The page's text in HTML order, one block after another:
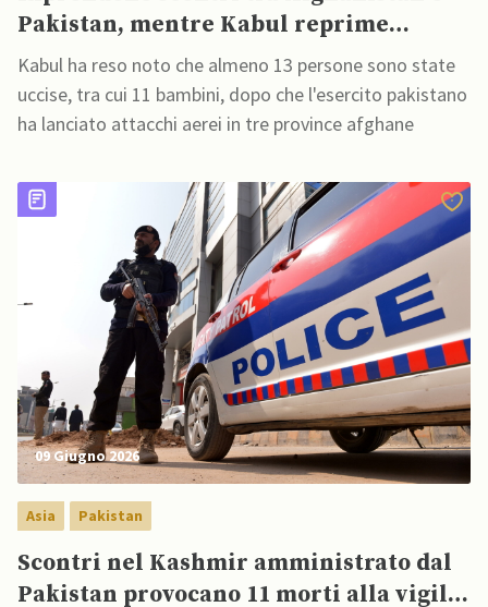
Pakistan, mentre Kabul reprime
proteste per hijab e Kashmir pakistano
si paralizza
Kabul ha reso noto che almeno 13 persone sono state
uccise, tra cui 11 bambini, dopo che l'esercito pakistano
ha lanciato attacchi aerei in tre province afghane
09 Giugno 2026
Asia Pakistan
Scontri nel Kashmir amministrato dal
Pakistan provocano 11 morti alla vigilia